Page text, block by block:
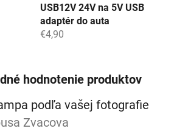
USB12V 24V na 5V USB
adaptér do auta
€4,90
hodnotenie produktov
podľa vašej fotografie
produktu je 5 z 5 hviezdičiek.
Zvacova